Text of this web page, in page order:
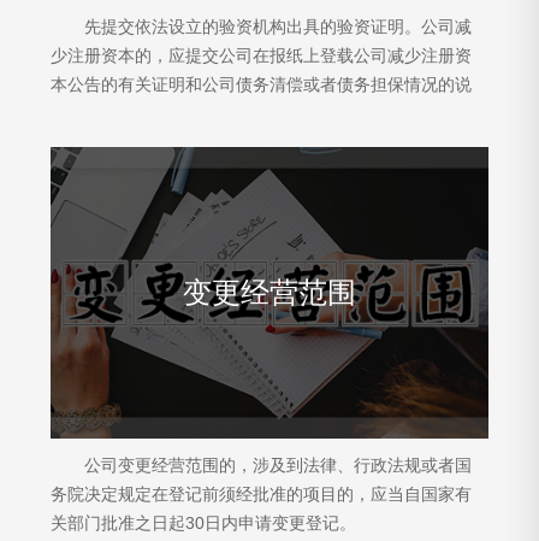
先提交依法设立的验资机构出具的验资证明。公司减
少注册资本的，应提交公司在报纸上登载公司减少注册资
本公告的有关证明和公司债务清偿或者债务担保情况的说
变更经营范围
公司变更经营范围的，涉及到法律、行政法规或者国
务院决定规定在登记前须经批准的项目的，应当自国家有
关部门批准之日起30日内申请变更登记。